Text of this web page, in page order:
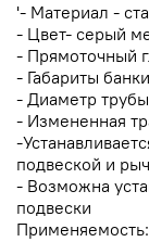
'- Материал -
- Цвет- серый
- Прямоточный
- Габариты
- Диаметр
- Измененная
-
подвеской и
- Возможна
подвески